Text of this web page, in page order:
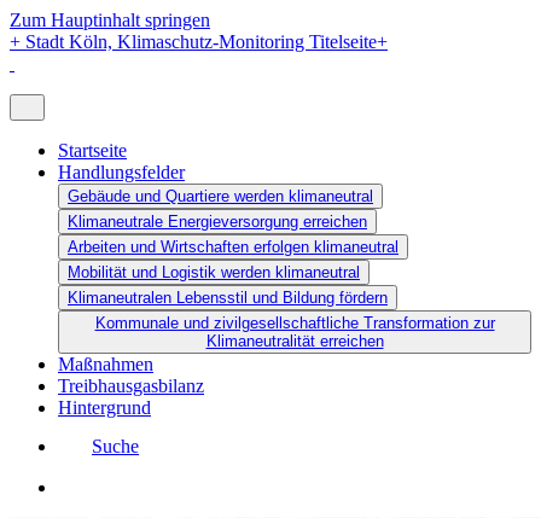
Zum Hauptinhalt springen
+ Stadt Köln, Klimaschutz-Monitoring Titelseite+
Startseite
Handlungsfelder
Gebäude und Quartiere werden klimaneutral
Klimaneutrale Energieversorgung erreichen
Arbeiten und Wirtschaften erfolgen klimaneutral
Mobilität und Logistik werden klimaneutral
Klimaneutralen Lebensstil und Bildung fördern
Kommunale und zivilgesellschaftliche Transformation zur
Klimaneutralität erreichen
Maßnahmen
Treibhausgasbilanz
Hintergrund
Suche